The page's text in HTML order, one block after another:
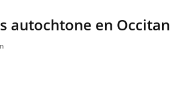
autochtone en
: et si
diabète de